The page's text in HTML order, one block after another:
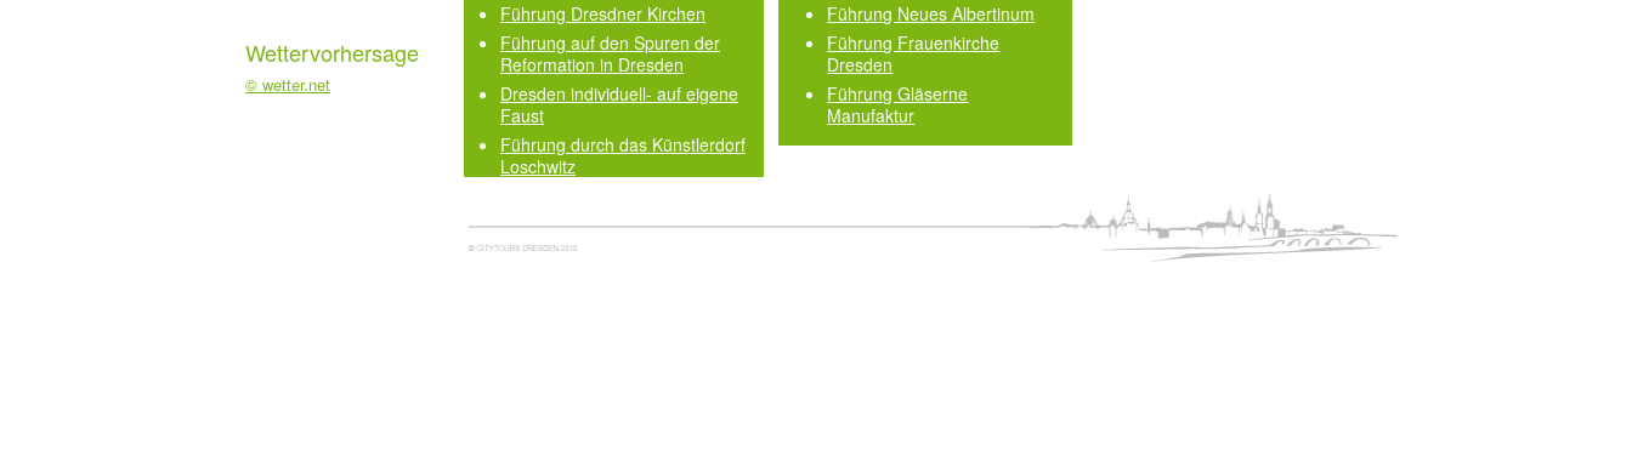
Wettervorhersage
© wetter.net
Führung Dresdner Kirchen
Führung auf den Spuren der
Reformation in Dresden
Dresden individuell- auf eigene
Faust
Führung durch das Künstlerdorf
Loschwitz
Führung Neues Albertinum
Führung Frauenkirche
Dresden
Führung Gläserne
Manufaktur